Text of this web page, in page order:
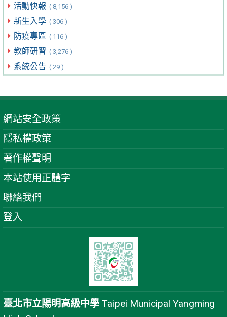
活動快報 ( 8,156 )
新生入學 ( 306 )
防疫專區 ( 116 )
教師研習 ( 3,276 )
系統公告 ( 29 )
網站安全政策
隱私權政策
著作權聲明
本站使用正體字
聯絡我們
登入
臺北市立陽明高級中學 Taipei Municipal Yangming